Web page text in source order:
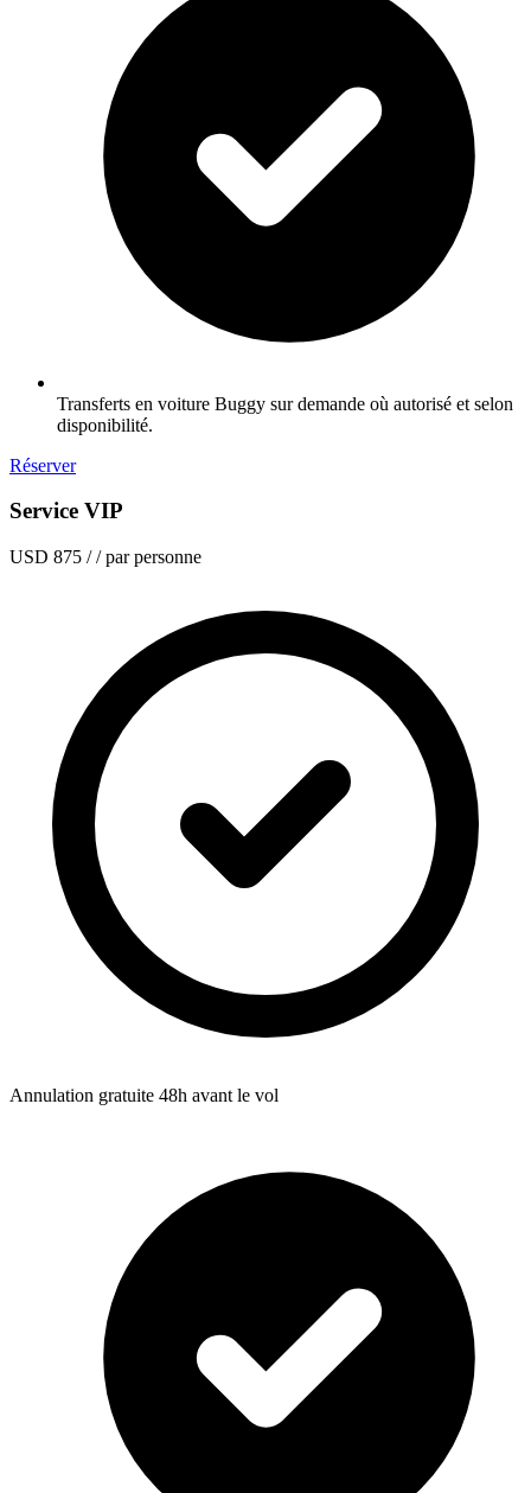
Transferts en voiture Buggy sur demande où autorisé et selon
disponibilité.
Réserver
Service VIP
USD 875 / / par personne
Annulation gratuite 48h avant le vol